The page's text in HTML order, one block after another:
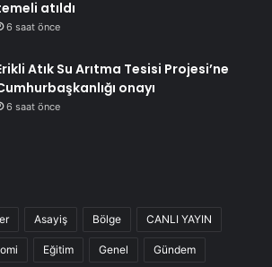
atıldı
6 saat önce
Atık Su Arıtma Tesisi Projesi’ne
onayı
6 saat önce
Asayiş Bölge CANLI YAYIN
Eğitim Genel Gündem